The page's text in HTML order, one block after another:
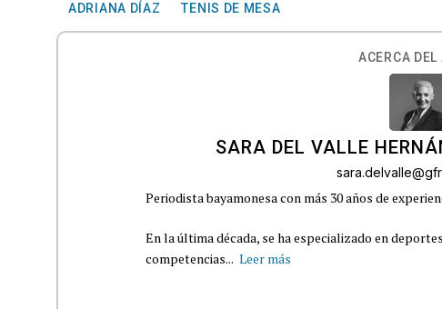
ADRIANA DÍAZ TENIS DE MESA
ACERCA DEL
SARA DEL VALLE
Periodista bayamonesa con más 30 años de
En la última década, se ha especializado en
competencias... Leer más